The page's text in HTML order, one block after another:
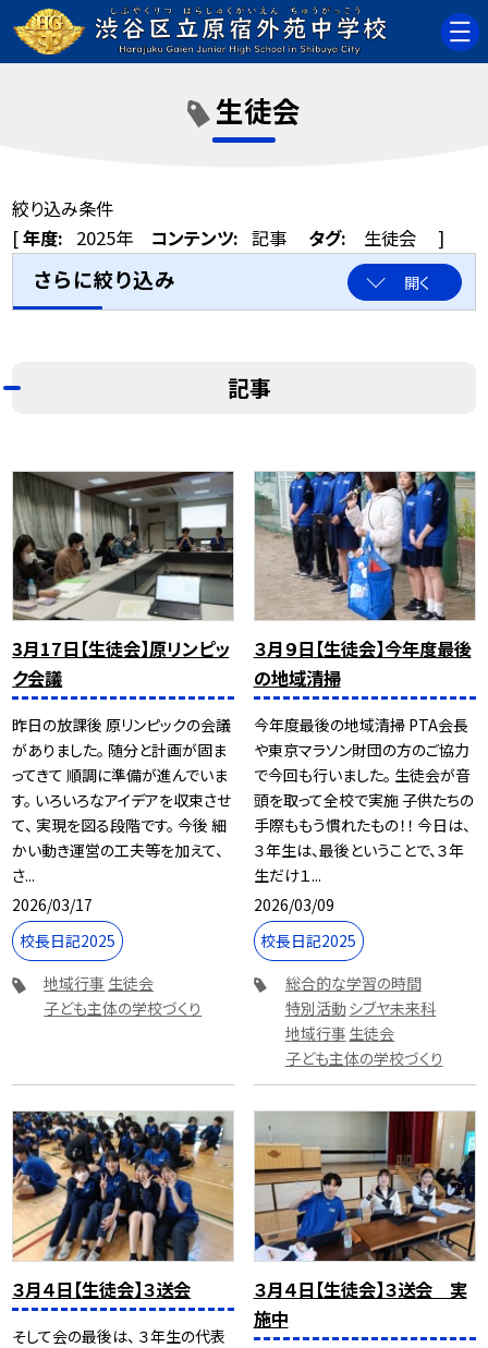
生徒会
絞り込み条件
[年度: 2025年 コンテンツ: 記事 タグ: 生徒会 ]
さらに絞り込み 開く
記事
3月17日【生徒会】原リンピッ
ク会議
昨日の放課後 原リンピックの会議
がありました。 随分と計画が固ま
ってきて 順調に準備が進んでいま
す。 いろいろなアイデアを収束させ
て、 実現を図る段階です。 今後 細
かい動き運営の工夫等を加えて、
さ...
2026/03/17
校長日記2025
地域行事 生徒会
子ども主体の学校づくり
３月９日【生徒会】今年度最後
の地域清掃
今年度最後の地域清掃 PTA会長
や東京マラソン財団の方のご協力
で今回も行いました。 生徒会が音
頭を取って全校で実施 子供たちの
手際ももう慣れたもの！！ 今日は、
３年生は、最後ということで、３年
生だけ１...
2026/03/09
校長日記2025
総合的な学習の時間
特別活動シブヤ未来科
地域行事 生徒会
子ども主体の学校づくり
３月４日【生徒会】３送会
そして会の最後は、 ３年生の代表
３月４日【生徒会】３送会 実
施中